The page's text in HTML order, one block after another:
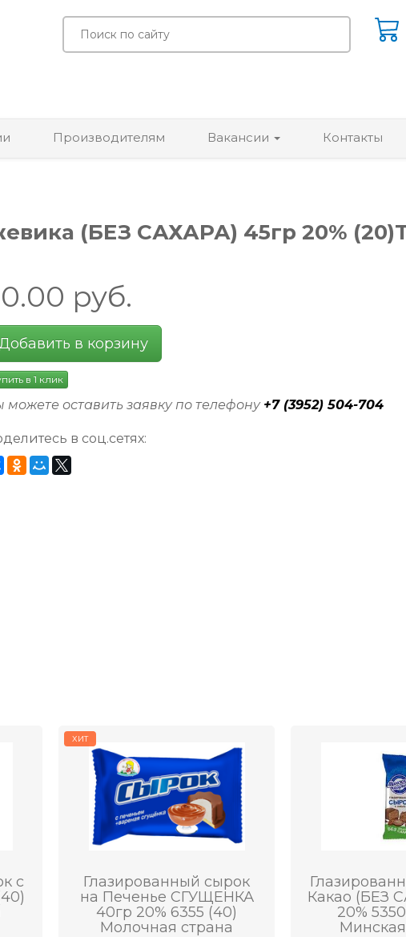
Производителям Вакансии Контакты
(БЕЗ САХАРА) 45гр 20%
руб.
в корзину
в 1 клик
можете оставить заявку по телефону +7 (3952) 504-704
в соц.сетях:
с
ХИТ
Глазированный сырок
на Печенье СГУЩЕНКА
40гр 20% 6355 (40)
Молочная страна
Какао (БЕЗ
20%